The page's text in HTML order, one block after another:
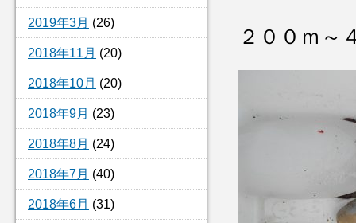
2019年3月 (26)
2018年11月 (20)
2018年10月 (20)
2018年9月 (23)
2018年8月 (24)
2018年7月 (40)
2018年6月 (31)
２００ｍ